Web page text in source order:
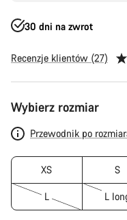
30 dni na zwrot
Recenzje klientów (27)
Konfiguracja
produktu
Wybierz rozmiar
Przewodnik po
XS S
L L